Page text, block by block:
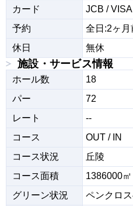
カード
JCB /
予約
全日:2ヶ月
休日
無休
施設・サービス情報
ホール数
18
パー
72
レート
--
コース
OUT / IN
コース状況
丘陵
コース面積
1386000㎡
グリーン状況
ペンクロ